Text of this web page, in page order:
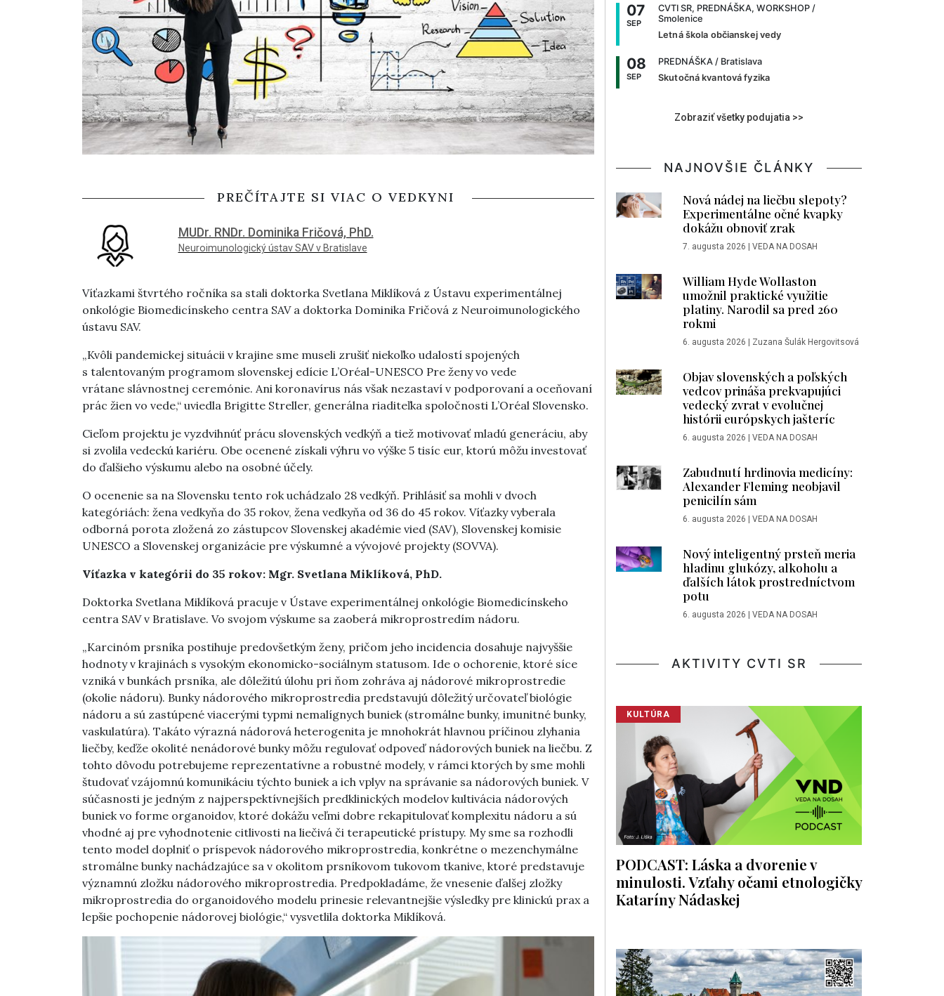
PREČÍTAJTE SI VIAC O VEDKYNI
MUDr. RNDr. Dominika Fričová, PhD.
Neuroimunologický ústav SAV v Bratislave
Víťazkami štvrtého ročníka sa stali doktorka Svetlana Miklíková z Ústavu experimentálnej
onkológie Biomedicínskeho centra SAV a doktorka Dominika Fričová z Neuroimunologického
ústavu SAV.
„Kvôli pandemickej situácii v krajine sme museli zrušiť niekoľko udalostí spojených
s talentovaným programom slovenskej edície L’Oréal-UNESCO Pre ženy vo vede
vrátane slávnostnej ceremónie. Ani koronavírus nás však nezastaví v podporovaní a oceňovaní
prác žien vo vede,“ uviedla Brigitte Streller, generálna riaditeľka spoločnosti L’Oréal Slovensko.
Cieľom projektu je vyzdvihnúť prácu slovenských vedkýň a tiež motivovať mladú generáciu, aby
si zvolila vedeckú kariéru. Obe ocenené získali výhru vo výške 5 tisíc eur, ktorú môžu investovať
do ďalšieho výskumu alebo na osobné účely.
O ocenenie sa na Slovensku tento rok uchádzalo 28 vedkýň. Prihlásiť sa mohli v dvoch
kategóriách: žena vedkyňa do 35 rokov, žena vedkyňa od 36 do 45 rokov. Víťazky vyberala
odborná porota zložená zo zástupcov Slovenskej akadémie vied (SAV), Slovenskej komisie
UNESCO a Slovenskej organizácie pre výskumné a vývojové projekty (SOVVA).
Víťazka v kategórii do 35 rokov: Mgr. Svetlana Miklíková, PhD.
Doktorka Svetlana Miklíková pracuje v Ústave experimentálnej onkológie Biomedicínskeho
centra SAV v Bratislave. Vo svojom výskume sa zaoberá mikroprostredím nádoru.
„Karcinóm prsníka postihuje predovšetkým ženy, pričom jeho incidencia dosahuje najvyššie
hodnoty v krajinách s vysokým ekonomicko-sociálnym statusom. Ide o ochorenie, ktoré síce
vzniká v bunkách prsníka, ale dôležitú úlohu pri ňom zohráva aj nádorové mikroprostredie
(okolie nádoru). Bunky nádorového mikroprostredia predstavujú dôležitý určovateľ biológie
nádoru a sú zastúpené viacerými typmi nemalígnych buniek (stromálne bunky, imunitné bunky,
vaskulatúra). Takáto výrazná nádorová heterogenita je mnohokrát hlavnou príčinou zlyhania
liečby, keďže okolité nenádorové bunky môžu regulovať odpoveď nádorových buniek na liečbu. Z
tohto dôvodu potrebujeme reprezentatívne a robustné modely, v rámci ktorých by sme mohli
študovať vzájomnú komunikáciu týchto buniek a ich vplyv na správanie sa nádorových buniek. V
súčasnosti je jedným z najperspektívnejších predklinických modelov kultivácia nádorových
buniek vo forme organoidov, ktoré dokážu veľmi dobre rekapitulovať komplexitu nádoru a sú
vhodné aj pre vyhodnotenie citlivosti na liečivá či terapeutické prístupy. My sme sa rozhodli
tento model doplniť o príspevok nádorového mikroprostredia, konkrétne o mezenchymálne
stromálne bunky nachádzajúce sa v okolitom prsníkovom tukovom tkanive, ktoré predstavuje
významnú zložku nádorového mikroprostredia. Predpokladáme, že vnesenie ďalšej zložky
mikroprostredia do organoidového modelu prinesie relevantnejšie výsledky pre klinickú prax a
lepšie pochopenie nádorovej biológie,“ vysvetlila doktorka Miklíková.
07
SEP
CVTI SR, PREDNÁŠKA, WORKSHOP /
Smolenice
Letná škola občianskej vedy
08
SEP
PREDNÁŠKA / Bratislava
Skutočná kvantová fyzika
Zobraziť všetky podujatia >>
NAJNOVŠIE ČLÁNKY
Nová nádej na liečbu slepoty?
Experimentálne očné kvapky
dokážu obnoviť zrak
7. augusta 2026 | VEDA NA DOSAH
William Hyde Wollaston
umožnil praktické využitie
platiny. Narodil sa pred 260
rokmi
6. augusta 2026 | Zuzana Šulák Hergovitsová
Objav slovenských a poľských
vedcov prináša prekvapujúci
vedecký zvrat v evolučnej
histórii európskych jašteríc
6. augusta 2026 | VEDA NA DOSAH
Zabudnutí hrdinovia medicíny:
Alexander Fleming neobjavil
penicilín sám
6. augusta 2026 | VEDA NA DOSAH
Nový inteligentný prsteň meria
hladinu glukózy, alkoholu a
ďalších látok prostredníctvom
potu
6. augusta 2026 | VEDA NA DOSAH
AKTIVITY CVTI SR
KULTÚRA
PODCAST: Láska a dvorenie v
minulosti. Vzťahy očami etnologičky
Kataríny Nádaskej